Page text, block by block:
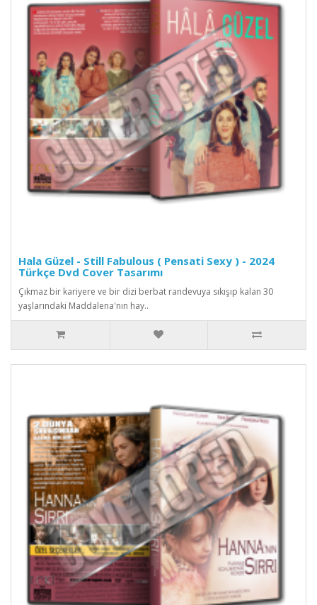
Hala Güzel - Still Fabulous ( Pensati Sexy ) - 2024
Türkçe Dvd Cover Tasarımı
Çıkmaz bir kariyere ve bir dizi berbat randevuya sıkışıp kalan 30
yaşlarındaki Maddalena'nın hay..